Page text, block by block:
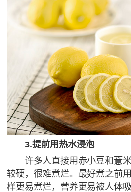
3.提前用热水浸泡
许多人直接用赤小豆和薏
较硬，很难煮烂。最好煮之前
样更易煮烂，营养更易被人体吸